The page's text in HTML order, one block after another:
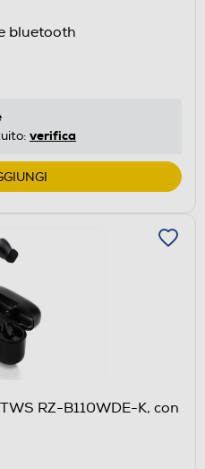
bluetooth
verifica
RZ-B110WDE-K, con